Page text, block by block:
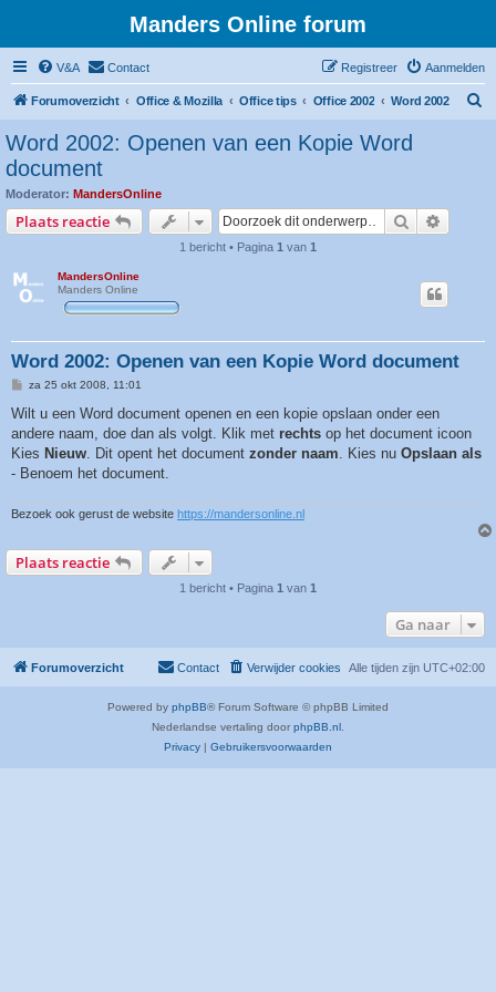
Manders Online forum
V&A Contact Aanmelden
Registreer
Forumoverzicht Office & Mozilla Office tips Office 2002 Word 2002
Word 2002: Openen van een Kopie Word
document
Moderator: MandersOnline
Plaats reactie Zoek
1 bericht • Pagina 1 van 1
MandersOnline
Manders Online
Word 2002: Openen van een Kopie Word document
B
r
c
h
za 25 okt 2008, 11:01
Wilt u een Word document openen en een kopie opslaan onder een
andere naam, doe dan als volgt. Klik met rechts op het document icoon
Kies Nieuw . Dit opent het document zonder naam . Kies nu Opslaan als
- Benoem het document.
Bezoek ook gerust de website https://mandersonline.nl
Plaats reactie
1 bericht • Pagina 1 van 1
Ga naar
Forumoverzicht Alle tijden zijn UTC+02:00
Verwijder cookies
Contact
Powered by phpBB® Forum Software © phpBB Limited
Nederlandse vertaling door phpBB.nl.
Privacy | Gebruikersvoorwaarden